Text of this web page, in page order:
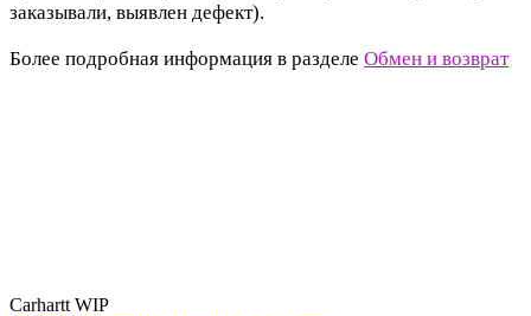
заказывали, выявлен дефект).
Более подробная информация в разделе Обмен и возврат
Carhartt WIP